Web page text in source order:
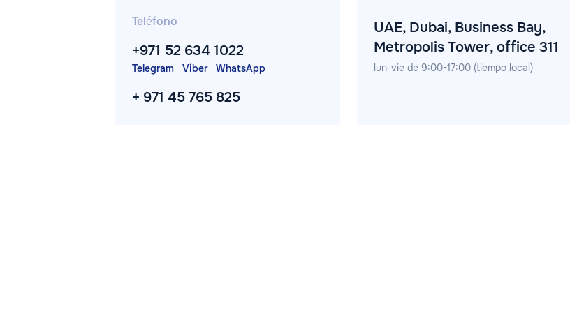
Teléfono
+971 52 634 1022
Telegram Viber WhatsApp
+ 971 45 765 825
UAE, Dubai, Business Bay,
Metropolis Tower, office 311
lun-vie de 9:00-17:00 (tiempo local)